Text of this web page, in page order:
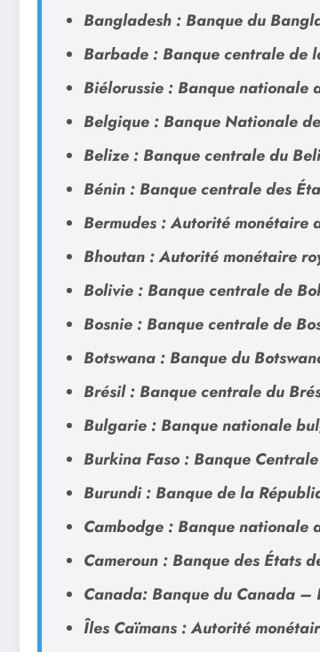
Bangladesh : Banque du
Barbade : Banque centrale de
Biélorussie : Banque nationale
Belgique : Banque Nationale
Belize : Banque centrale du
Bénin : Banque centrale des
Bermudes : Autorité monétaire
Bhoutan : Autorité monétaire
Bolivie : Banque centrale de
Bosnie : Banque centrale de
Botswana : Banque du
Brésil : Banque centrale du
Bulgarie : Banque nationale
Burkina Faso : Banque
Burundi : Banque de la
Cambodge : Banque nationale
Cameroun : Banque des États
Canada: Banque du Canada –
Îles Caïmans : Autorité